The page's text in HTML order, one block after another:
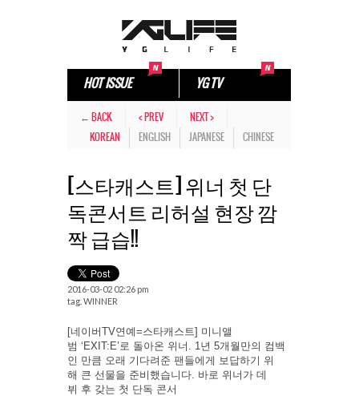
HOT ISSUE YG TV
← BACK < PREV
NEXT >
KOREAN
ENGLISH JAPANESE CHINESE
[스타캐스트] 위너 첫 단
독콘서트 리허설 현장 깜
짝 급습!!
2016-03-02 02:26 pm
tag. WINNER
[네이버TV연예=스타캐스트] 미니앨
범 ‘EXIT:E’로 돌아온 위너. 1년 5개월만의 컴백
인 만큼 오래 기다려준 팬들에게 보답하기 위
해 큰 선물을 준비했습니다. 바로 위너가 데
뷔 후 갖는 첫 단독 콘서